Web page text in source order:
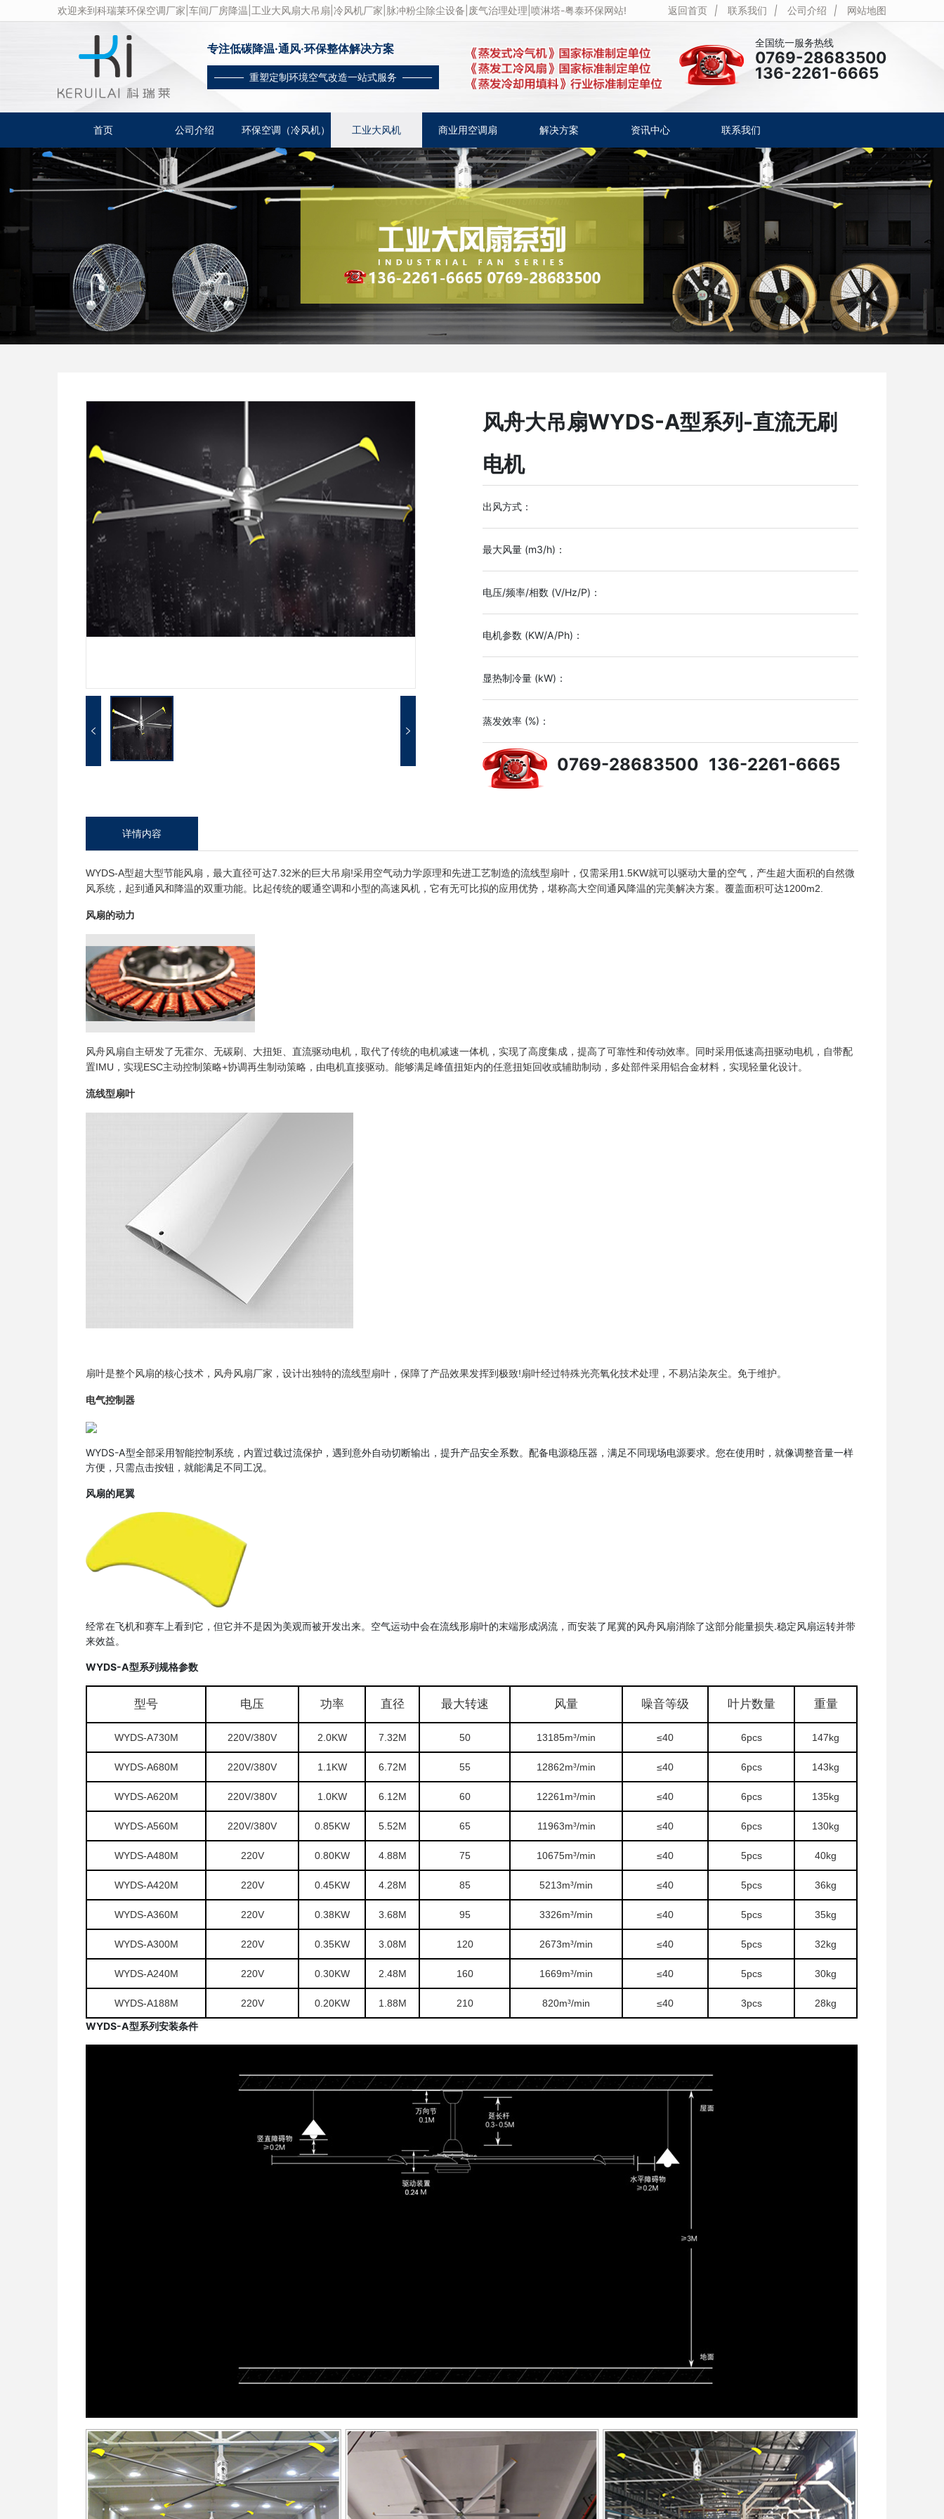
欢迎来到科瑞莱环保空调厂家|车间厂房降温|工业大风扇大吊扇|冷风机厂家|脉冲粉尘除尘设备|废气治理处理|喷淋塔-粤泰环保网站! 返回首页 | 联系我们 | 公司介绍 | 网站地图
专注低碳降温·通风·环保整体解决方案
——— 重塑定制环境空气改造一站式服务 ———
全国统一服务热线
0769-28683500
136-2261-6665
首页 公司介绍 环保空调（冷风机） 工业大风机 商业用空调扇 解决方案 资讯中心 联系我们
风舟大吊扇WYDS-A型系列-直流无刷
电机
出风方式：
最大风量 (m3/h)：
电压/频率/相数 (V/Hz/P)：
电机参数 (KW/A/Ph)：
显热制冷量 (kW)：
蒸发效率 (%)：
0769-28683500 136-2261-6665
详情内容
WYDS-A型超大型节能风扇，最大直径可达7.32米的巨大吊扇!采用空气动力学原理和先进工艺制造的流线型扇叶，仅需采用1.5KW就可以驱动大量的空气，产生超大面积的自然微
风系统，起到通风和降温的双重功能。比起传统的暖通空调和小型的高速风机，它有无可比拟的应用优势，堪称高大空间通风降温的完美解决方案。覆盖面积可达1200m2.
风扇的动力
风舟风扇自主研发了无霍尔、无碳刷、大扭矩、直流驱动电机，取代了传统的电机减速一体机，实现了高度集成，提高了可靠性和传动效率。同时采用低速高扭驱动电机，自带配
置IMU，实现ESC主动控制策略+协调再生制动策略，由电机直接驱动。能够满足峰值扭矩内的任意扭矩回收或辅助制动，多处部件采用铝合金材料，实现轻量化设计。
流线型扇叶
扇叶是整个风扇的核心技术，风舟风扇厂家，设计出独特的流线型扇叶，保障了产品效果发挥到极致!扇叶经过特殊光亮氧化技术处理，不易沾染灰尘。免于维护。
电气控制器
WYDS-A型全部采用智能控制系统，内置过载过流保护，遇到意外自动切断输出，提升产品安全系数。配备电源稳压器，满足不同现场电源要求。您在使用时，就像调整音量一样
方便，只需点击按钮，就能满足不同工况。
风扇的尾翼
经常在飞机和赛车上看到它，但它并不是因为美观而被开发出来。空气运动中会在流线形扇叶的末端形成涡流，而安装了尾冀的风舟风扇消除了这部分能量损失.稳定风扇运转并带
来效益。
WYDS-A型系列规格参数
型号 电压 功率 直径 最大转速 风量 噪音等级 叶片数量 重量
WYDS-A730M 220V/380V 2.0KW 7.32M 50 13185m³/min ≤40 6pcs 147kg
WYDS-A680M 220V/380V 1.1KW 6.72M 55 12862m³/min ≤40 6pcs 143kg
WYDS-A620M 220V/380V 1.0KW 6.12M 60 12261m³/min ≤40 6pcs 135kg
WYDS-A560M 220V/380V 0.85KW 5.52M 65 11963m³/min ≤40 6pcs 130kg
WYDS-A480M 220V 0.80KW 4.88M 75 10675m³/min ≤40 5pcs 40kg
WYDS-A420M 220V 0.45KW 4.28M 85 5213m³/min ≤40 5pcs 36kg
WYDS-A360M 220V 0.38KW 3.68M 95 3326m³/min ≤40 5pcs 35kg
WYDS-A300M 220V 0.35KW 3.08M 120 2673m³/min ≤40 5pcs 32kg
WYDS-A240M 220V 0.30KW 2.48M 160 1669m³/min ≤40 5pcs 30kg
WYDS-A188M 220V 0.20KW 1.88M 210 820m³/min ≤40 3pcs 28kg
WYDS-A型系列安装条件